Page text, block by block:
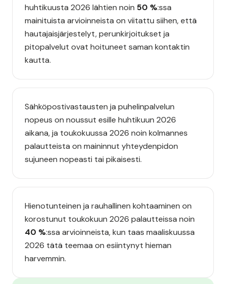
huhtikuusta 2026 lähtien noin 50 %:ssa
mainituista arvioinneista on viitattu siihen, että
hautajaisjärjestelyt, perunkirjoitukset ja
pitopalvelut ovat hoituneet saman kontaktin
kautta.
Sähköpostivastausten ja puhelinpalvelun
nopeus on noussut esille huhtikuun 2026
aikana, ja toukokuussa 2026 noin kolmannes
palautteista on maininnut yhteydenpidon
sujuneen nopeasti tai pikaisesti.
Hienotunteinen ja rauhallinen kohtaaminen on
korostunut toukokuun 2026 palautteissa noin
40 %:ssa arvioinneista, kun taas maaliskuussa
2026 tätä teemaa on esiintynyt hieman
harvemmin.